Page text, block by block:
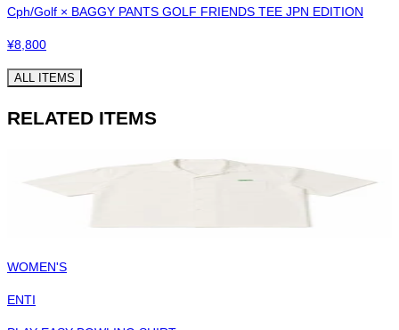
Cph/Golf × BAGGY PANTS GOLF FRIENDS TEE JPN EDITION
¥8,800
ALL ITEMS
RELATED ITEMS
WOMEN'S
ENTI